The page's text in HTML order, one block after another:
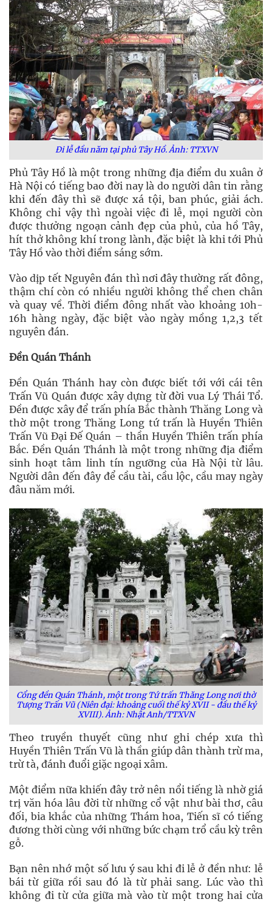
Đi lễ đầu năm tại phủ Tây Hồ. Ảnh: TTXVN
Phủ Tây Hồ là một trong những địa điểm du xuân ở
Hà Nội có tiếng bao đời nay là do người dân tin rằng
khi đến đây thì sẽ được xá tội, ban phúc, giải ách.
Không chỉ vậy thì ngoài việc đi lễ, mọi người còn
được thưởng ngoạn cảnh đẹp của phủ, của hồ Tây,
hít thở không khí trong lành, đặc biệt là khi tới Phủ
Tây Hồ vào thời điểm sáng sớm.
Vào dịp tết Nguyên đán thì nơi đây thường rất đông,
thậm chí còn có nhiều người không thể chen chân
và quay về. Thời điểm đông nhất vào khoảng 10h-
16h hàng ngày, đặc biệt vào ngày mồng 1,2,3 tết
nguyên đán.
Đền Quán Thánh
Đền Quán Thánh hay còn được biết tới với cái tên
Trấn Vũ Quán được xây dựng từ đời vua Lý Thái Tổ.
Đền được xây để trấn phía Bắc thành Thăng Long và
thờ một trong Thăng Long tứ trấn là Huyền Thiên
Trấn Vũ Đại Đế Quán – thần Huyền Thiên trấn phía
Bắc. Đền Quán Thánh là một trong những địa điểm
sinh hoạt tâm linh tín ngưỡng của Hà Nội từ lâu.
Người dân đến đây để cầu tài, cầu lộc, cầu may ngày
đâu năm mới.
Cổng đền Quán Thánh, một trong Tứ trấn Thăng Long nơi thờ
Tượng Trấn Vũ (Niên đại: khoảng cuối thế kỷ XVII - đầu thế kỷ
XVIII). Ảnh: Nhật Anh/TTXVN
Theo truyền thuyết cũng như ghi chép xưa thì
Huyền Thiên Trấn Vũ là thần giúp dân thành trừ ma,
trừ tà, đánh đuổi giặc ngoại xâm.
Một điểm nữa khiến đây trở nên nổi tiếng là nhờ giá
trị văn hóa lâu đời từ những cổ vật như bài thơ, câu
đối, bia khắc của những Thám hoa, Tiến sĩ có tiếng
đương thời cùng với những bức chạm trổ cầu kỳ trên
gỗ.
Bạn nên nhớ một số lưu ý sau khi đi lễ ở đền như: lễ
bái từ giữa rồi sau đó là từ phải sang. Lúc vào thì
không đi từ cửa giữa mà vào từ một trong hai cửa